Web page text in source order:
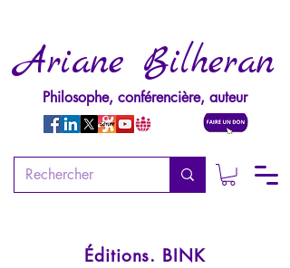
Ariane Bilheran
Philosophe, conférencière, auteur
Éditions. BINK